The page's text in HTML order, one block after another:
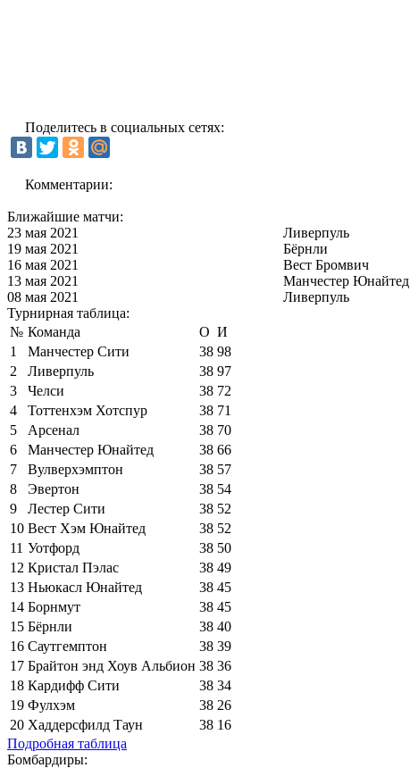
Поделитесь в социальных сетях:
Комментарии:
Ближайшие матчи:
23 мая 2021
Ливерпуль
19 мая 2021
Бёрнли
16 мая 2021
Вест Бромвич
13 мая 2021
Манчестер Юнайтед
08 мая 2021
Ливерпуль
Турнирная таблица:
№ Команда О И
1
Манчестер Сити 38 98
2
Ливерпуль 38 97
3
Челси 38 72
4
Тоттенхэм Хотспур 38 71
5
Арсенал 38 70
6
Манчестер Юнайтед 38 66
7
Вулверхэмптон 38 57
8
Эвертон 38 54
9
Лестер Сити 38 52
10 Вест Хэм Юнайтед 38 52
11 Уотфорд 38 50
12 Кристал Пэлас 38 49
13 Ньюкасл Юнайтед 38 45
14 Борнмут 38 45
15 Бёрнли 38 40
16 Саутгемптон 38 39
17 Брайтон энд Хоув Альбион 38 36
18 Кардифф Сити 38 34
19 Фулхэм 38 26
20 Хаддерсфилд Таун 38 16
Подробная таблица
Бомбардиры: